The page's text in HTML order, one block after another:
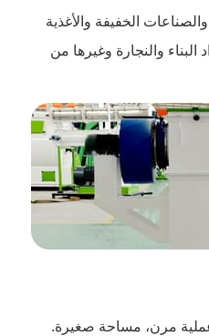
الخفيفة والأغذية
البناء والنجارة وغيرها من
مرن، مساحة صغيرة.